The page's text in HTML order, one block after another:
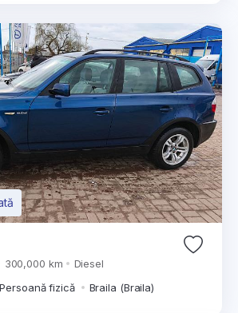
300,000 km
Diesel
fizică
Braila (Braila)